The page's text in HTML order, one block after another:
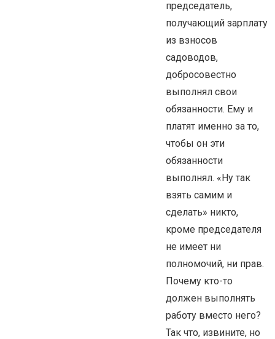
председатель,
получающий зарплату
из взносов
садоводов,
добросовестно
выполнял свои
обязанности. Ему и
платят именно за то,
чтобы он эти
обязанности
выполнял. «Ну так
взять самим и
сделать» никто,
кроме председателя
не имеет ни
полномочий, ни прав.
Почему кто-то
должен выполнять
работу вместо него?
Так что, извините, но